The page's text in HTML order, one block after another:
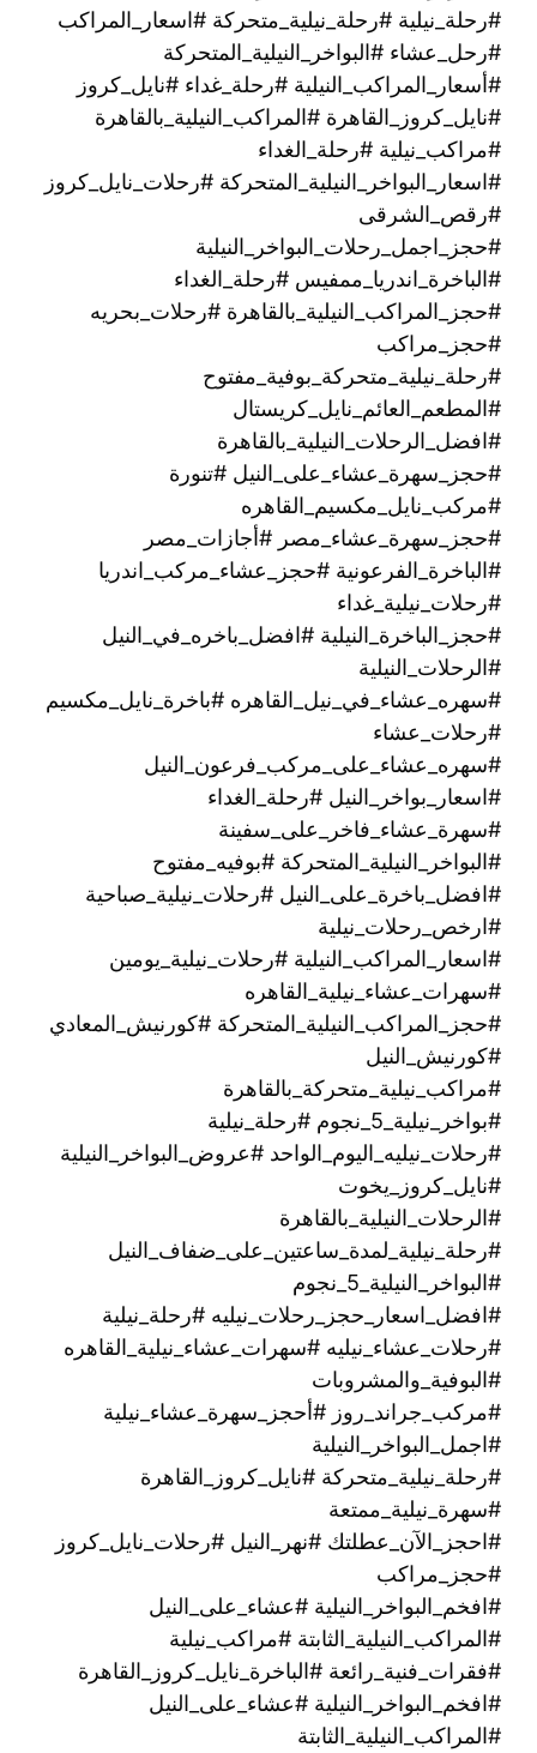
#رحلة_نيلية #رحلة_نيلية_متحركة #اسعار_المراكب
#رحل_عشاء #البواخر_النيلية_المتحركة
#أسعار_المراكب_النيلية #رحلة_غداء #نايل_كروز
#نايل_كروز_القاهرة #المراكب_النيلية_بالقاهرة
#مراكب_نيلية #رحلة_الغداء
#اسعار_البواخر_النيلية_المتحركة #رحلات_نايل_كروز
#رقص_الشرقى
#حجز_اجمل_رحلات_البواخر_النيلية
#الباخرة_اندريا_ممفيس #رحلة_الغداء
#حجز_المراكب_النيلية_بالقاهرة #رحلات_بحريه
#حجز_مراكب
#رحلة_نيلية_متحركة_بوفية_مفتوح
#المطعم_العائم_نايل_كريستال
#افضل_الرحلات_النيلية_بالقاهرة
#حجز_سهرة_عشاء_على_النيل #تنورة
#مركب_نايل_مكسيم_القاهره
#حجز_سهرة_عشاء_مصر #أجازات_مصر
#الباخرة_الفرعونية #حجز_عشاء_مركب_اندريا
#رحلات_نيلية_غداء
#حجز_الباخرة_النيلية #افضل_باخره_في_النيل
#الرحلات_النيلية
#سهره_عشاء_في_نيل_القاهره‏ #باخرة_نايل_مكسيم
#رحلات_عشاء
#سهره_عشاء_على_مركب_فرعون_النيل
#اسعار_بواخر_النيل #رحلة_الغداء
#سهرة_عشاء_فاخر_على_سفينة
#البواخر_النيلية_المتحركة #بوفيه_مفتوح
#افضل_باخرة_على_النيل #رحلات_نيلية_صباحية
#ارخص_رحلات_نيلية
#اسعار_المراكب_النيلية #رحلات_نيلية_يومين
#سهرات_عشاء_نيلية_القاهره
#حجز_المراكب_النيلية_المتحركة #كورنيش_المعادي
#كورنيش_النيل
#مراكب_نيلية_متحركة_بالقاهرة
#بواخر_نيلية_5_نجوم #رحلة_نيلية
#رحلات_نيليه_اليوم_الواحد #عروض_البواخر_النيلية
#نايل_كروز_يخوت
#الرحلات_النيلية_بالقاهرة
#رحلة_نيلية_لمدة_ساعتين_على_ضفاف_النيل
#البواخر_النيلية_5_نجوم
#افضل_اسعار_حجز_رحلات_نيليه #رحلة_نيلية
#رحلات_عشاء_نيليه #سهرات_عشاء_نيلية_القاهره
#البوفية_والمشروبات
#مركب_جراند_روز #أحجز_سهرة_عشاء_نيلية
#اجمل_البواخر_النيلية
#رحلة_نيلية_متحركة ‫#نايل_كروز_القاهرة
#سهرة_نيلية_ممتعة
#احجز_الآن_عطلتك #نهر_النيل #رحلات_نايل_كروز
#حجز_مراكب
#افخم_البواخر_النيلية #عشاء_على_النيل
#المراكب_النيلية_الثابتة #مراكب_نيلية
#فقرات_فنية_رائعة #الباخرة_نايل_كروز_القاهرة
#افخم_البواخر_النيلية #عشاء_على_النيل
#المراكب_النيلية_الثابتة